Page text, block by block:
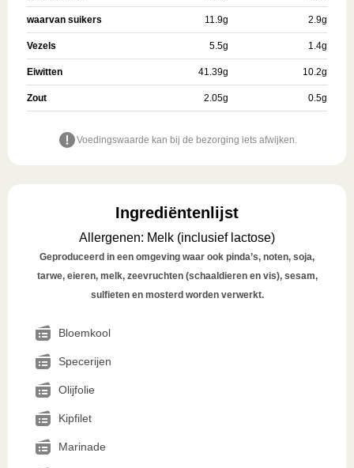
waarvan suikers 11.9g 2.9g
Vezels 5.5g 1.4g
Eiwitten 41.39g 10.2g
Zout 2.05g 0.5g
Voedingswaarde kan bij de bezorging iets afwijken.
Ingrediëntenlijst
Allergenen: Melk (inclusief lactose)
Geproduceerd in een omgeving waar ook pinda’s, noten, soja,
tarwe, eieren, melk, zeevruchten (schaaldieren en vis), sesam,
sulfieten en mosterd worden verwerkt.
Bloemkool
Specerijen
Olijfolie
Kipfilet
Marinade